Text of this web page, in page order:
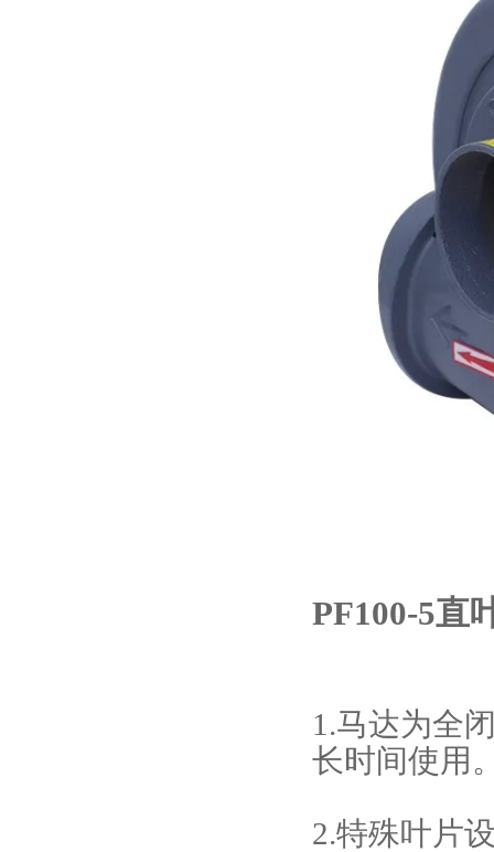
PF100-5直
1.马达为全
长时间使用
2.特殊叶片